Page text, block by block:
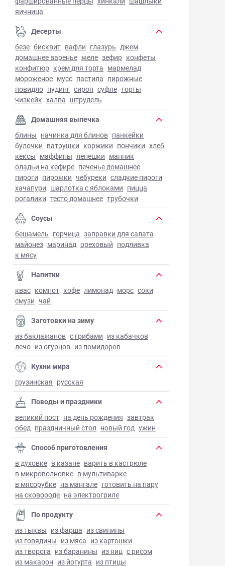
яичница
Десерты
безе бисквит вафли глазурь джем
домашнее варенье желе зефир конфеты
конфитюр крем для торта мармелад
мороженое мусс пастила пирожные
повидло пудинг сироп суфле торты
чизкейк халва штрудель
Домашняя выпечка
блины начинка для блинов панкейки
булочки ватрушки коржики пончики хлеб
кексы маффины лепешки манник
оладьи на кефире печенье домашнее
пироги пирожки чебуреки сладкие пироги
хачапури шарлотка с яблоками пицца
рогалики тесто домашнее трубочки
Соусы
бешамель горчица заправки для салата
майонез маринад ореховый подливка
к мясу
Напитки
квас компот кофе лимонад морс соки
смузи чай
Заготовки на зиму
из баклажанов с грибами из кабачков
лечо из огурцов из помидоров
Кухни мира
грузинская русская
Поводы и праздники
великий пост на день рождения завтрак
обед праздничный стол новый год ужин
Способ приготовления
в духовке в казане варить в кастрюле
в микроволновке в мультиварке
в мясорубке на мангале готовить на пару
на сковороде на электрогриле
По продукту
из тыквы из фарша из свинины
из говядины из мяса из картошки
из творога из баранины из яиц с рисом
из макарон из йогурта из птицы